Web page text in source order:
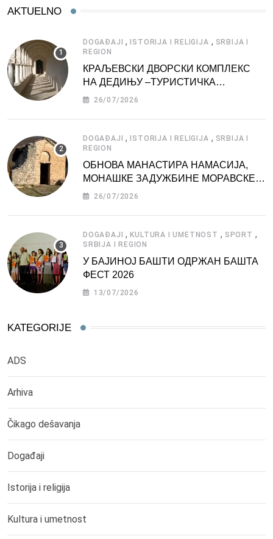
AKTUELNO
DOGAĐAJI ,ISTORIJA I RELIGIJA , SRBIJA I
REGION
КРАЉЕВСКИ ДВОРСКИ КОМПЛЕКС
НА ДЕДИЊУ –ТУРИСТИЧКА
АТРАКЦИЈА
26/07/2026
DOGAĐAJI ,ISTORIJA I RELIGIJA , SRBIJA I
REGION
ОБНОВА МАНАСТИРА НАМАСИЈА,
МОНАШКЕ ЗАДУЖБИНЕ МОРАВСКЕ
СРБИЈЕ
26/07/2026
DOGAĐAJI ,KULTURA I UMETNOST , SPORT ,
SRBIJA I REGION
У БАЈИНОЈ БАШТИ ОДРЖАН БАШТА
ФЕСТ 2026
13/07/2026
KATEGORIJE
ADS
Arhiva
Čikago dešavanja
Događaji
Istorija i religija
Kultura i umetnost